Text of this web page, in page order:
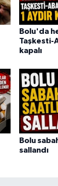
Bolu'da
Taşkesti-
kapalı
Bolu
sallandı